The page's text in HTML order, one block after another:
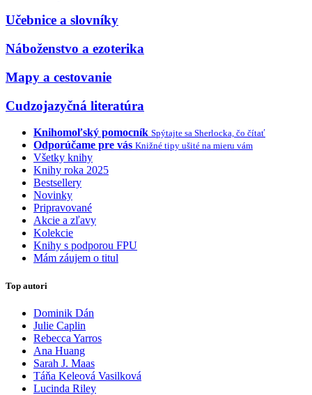
Učebnice a slovníky
Náboženstvo a ezoterika
Mapy a cestovanie
Cudzojazyčná literatúra
Knihomoľský pomocník Spýtajte sa Sherlocka, čo čítať
Odporúčame pre vás Knižné tipy ušité na mieru vám
Všetky knihy
Knihy roka 2025
Bestsellery
Novinky
Pripravované
Akcie a zľavy
Kolekcie
Knihy s podporou FPU
Mám záujem o titul
Top autori
Dominik Dán
Julie Caplin
Rebecca Yarros
Ana Huang
Sarah J. Maas
Táňa Keleová Vasilková
Lucinda Riley